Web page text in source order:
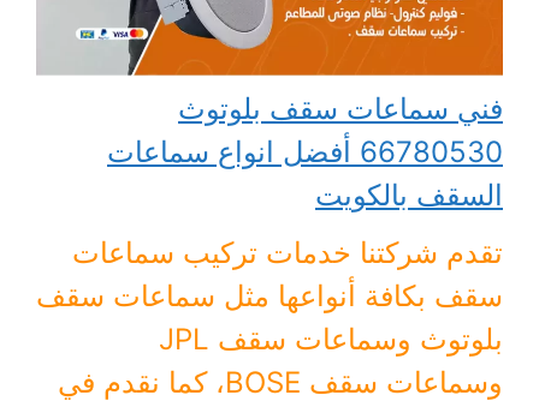
فني سماعات سقف بلوتوث
66780530 أفضل انواع سماعات
السقف بالكويت
تقدم شركتنا خدمات تركيب سماعات
سقف بكافة أنواعها مثل سماعات سقف
بلوتوث وسماعات سقف JPL
وسماعات سقف BOSE، كما نقدم في